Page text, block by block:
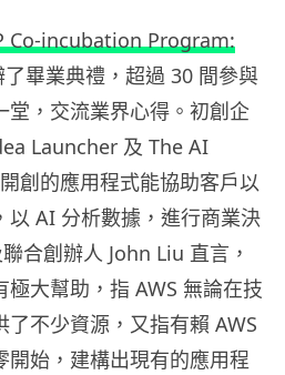
Co-incubation Program:
了畢業典禮，超過 30 間參與
堂，交流業界心得。初創企
Launcher 及 The AI
創的應用程式能協助客戶以
以 AI 分析數據，進行商業決
合創辦人 John Liu 直言，
大幫助，指 AWS 無論在技
不少資源，又指有賴 AWS
開始，建構出現有的應用程